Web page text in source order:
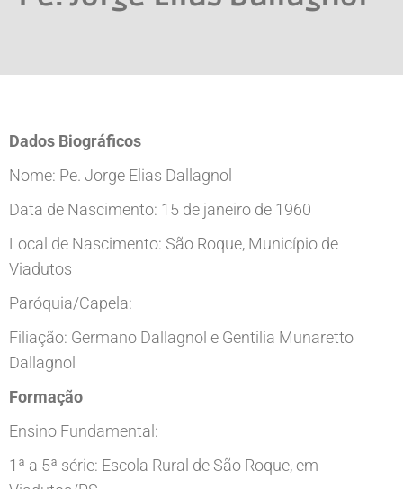
Dados Biográficos
Nome: Pe. Jorge Elias Dallagnol
Data de Nascimento: 15 de janeiro de 1960
Local de Nascimento: São Roque, Município de
Viadutos
Paróquia/Capela:
Filiação: Germano Dallagnol e Gentilia Munaretto
Dallagnol
Formação
Ensino Fundamental:
1ª a 5ª série: Escola Rural de São Roque, em